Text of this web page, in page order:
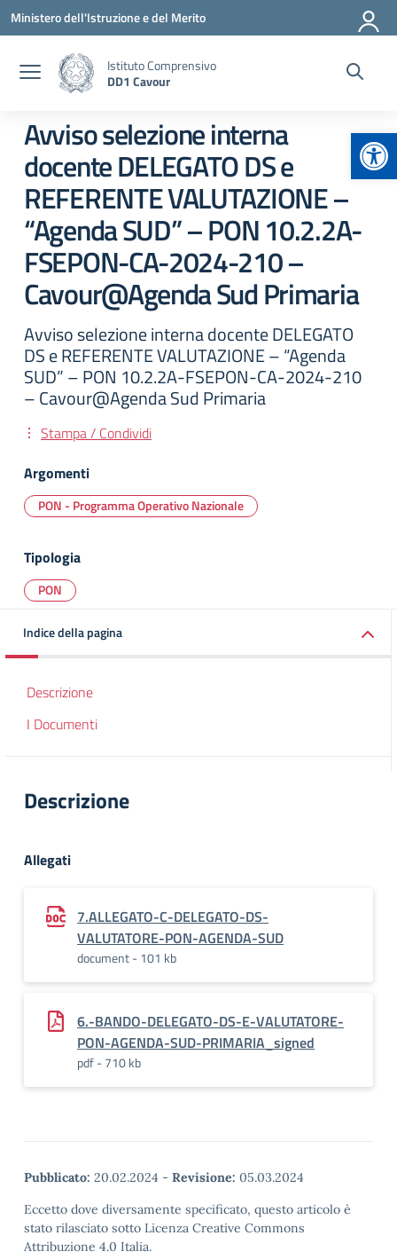
Vai ai contenuti
Vai al menu di navigazione
Vai al footer
Ministero dell'Istruzione e del Merito
Istituto Comprensivo
DD1 Cavour
Avviso selezione interna
docente DELEGATO DS e
REFERENTE VALUTAZIONE –
“Agenda SUD” – PON 10.2.2A-
FSEPON-CA-2024-210 –
Cavour@Agenda Sud Primaria
Avviso selezione interna docente DELEGATO
DS e REFERENTE VALUTAZIONE – “Agenda
SUD” – PON 10.2.2A-FSEPON-CA-2024-210
– Cavour@Agenda Sud Primaria
Stampa / Condividi
Argomenti
PON - Programma Operativo Nazionale
Tipologia
PON
Indice della pagina
Descrizione
I Documenti
Descrizione
Allegati
7.ALLEGATO-C-DELEGATO-DS-
VALUTATORE-PON-AGENDA-SUD
document - 101 kb
6.-BANDO-DELEGATO-DS-E-VALUTATORE-
PON-AGENDA-SUD-PRIMARIA_signed
pdf - 710 kb
Pubblicato: 20.02.2024 - Revisione: 05.03.2024
Eccetto dove diversamente specificato, questo articolo è
stato rilasciato sotto Licenza Creative Commons
Attribuzione 4.0 Italia.